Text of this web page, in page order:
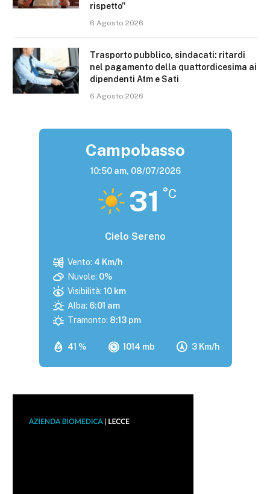
rispetto”
6 Agosto 2026
Trasporto pubblico, sindacati: ritardi
nel pagamento della quattordicesima ai
dipendenti Atm e Sati
6 Agosto 2026
Campobasso
10:50 am, 08/07/2026
31 °C
Cielo Sereno
41 % 1014 mb 3 Km/h
Vento: 4 Km/h
Nuvole: 0%
Visibilità: 10 km
Alba: 6:01 am
Tramonto: 8:13 pm